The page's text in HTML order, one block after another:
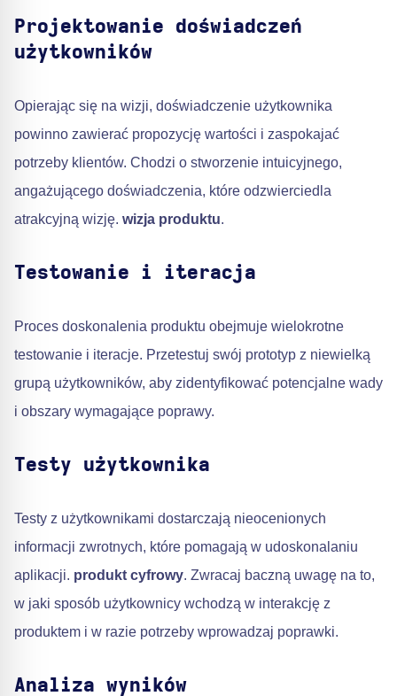
Projektowanie doświadczeń
użytkowników
Opierając się na wizji, doświadczenie użytkownika
powinno zawierać propozycję wartości i zaspokajać
potrzeby klientów. Chodzi o stworzenie intuicyjnego,
angażującego doświadczenia, które odzwierciedla
atrakcyjną wizję. wizja produktu.
Testowanie i iteracja
Proces doskonalenia produktu obejmuje wielokrotne
testowanie i iteracje. Przetestuj swój prototyp z niewielką
grupą użytkowników, aby zidentyfikować potencjalne wady
i obszary wymagające poprawy.
Testy użytkownika
Testy z użytkownikami dostarczają nieocenionych
informacji zwrotnych, które pomagają w udoskonalaniu
aplikacji. produkt cyfrowy. Zwracaj baczną uwagę na to,
w jaki sposób użytkownicy wchodzą w interakcję z
produktem i w razie potrzeby wprowadzaj poprawki.
Analiza wyników